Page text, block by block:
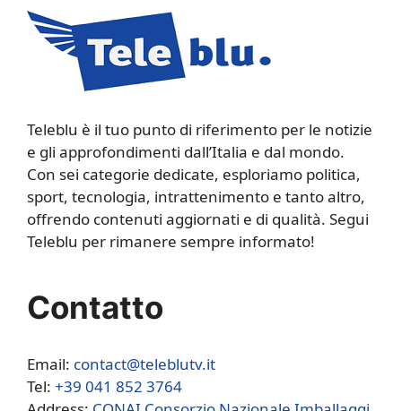
Teleblu è il tuo punto di riferimento per le notizie
e gli approfondimenti dall’Italia e dal mondo.
Con sei categorie dedicate, esploriamo politica,
sport, tecnologia, intrattenimento e tanto altro,
offrendo contenuti aggiornati e di qualità. Segui
Teleblu per rimanere sempre informato!
Contatto
Email: contact@teleblutv.it
Tel: +39 041 852 3764